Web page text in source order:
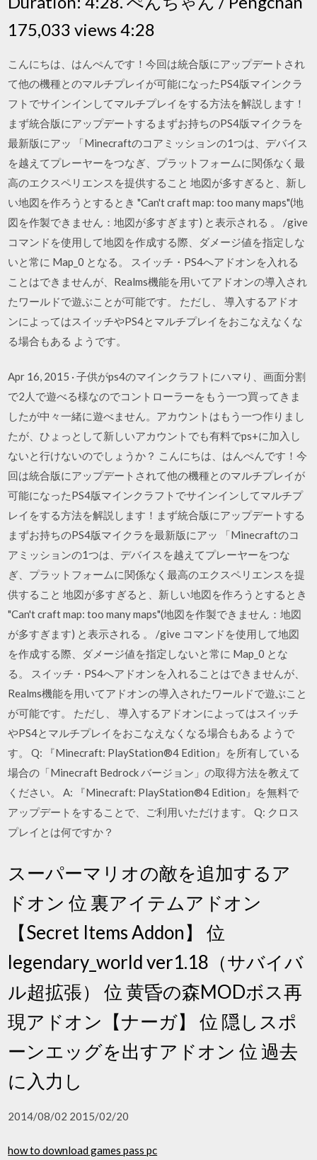
175,033 views 4:28
こんにちは、はんぺんです！今回は統合版にアップデートされ
て他の機種とのマルチプレイが可能になったPS4版マインクラ
フトでサインインしてマルチプレイをする方法を解説します！
まず統合版にアップデートするまずお持ちのPS4版マイクラを
最新版にアッ 「Minecraftのコアミッションの1つは、デバイス
を越えてプレーヤーをつなぎ、プラットフォームに関係なく最
高のエクスペリエンスを提供すること 地図が多すぎると、新し
い地図を作ろうとするとき "Can't craft map: too many maps"(地
図を作製できません：地図が多すぎます) と表示される 。 /give
コマンドを使用して地図を作成する際、ダメージ値を指定しな
いと常に Map_0 となる。 スイッチ・PS4へアドオンを入れる
ことはできませんが、Realms機能を用いてアドオンの導入され
たワールドで遊ぶことが可能です。 ただし、 導入するアドオ
ンによってはスイッチやPS4とマルチプレイをおこなえなくな
る場合もある ようです。
Apr 16, 2015 · 子供がps4のマインクラフトにハマり、画面分割
で2人で遊べる様なのでコントローラーをもう一つ買ってきま
したが中々一緒に遊べません。アカウントはもう一つ作りまし
たが、ひょっとして新しいアカウントでも有料でps+に加入し
ないと行けないのでしょうか？ こんにちは、はんぺんです！今
回は統合版にアップデートされて他の機種とのマルチプレイが
可能になったPS4版マインクラフトでサインインしてマルチプ
レイをする方法を解説します！まず統合版にアップデートする
まずお持ちのPS4版マイクラを最新版にアッ 「Minecraftのコ
アミッションの1つは、デバイスを越えてプレーヤーをつな
ぎ、プラットフォームに関係なく最高のエクスペリエンスを提
供すること 地図が多すぎると、新しい地図を作ろうとするとき
"Can't craft map: too many maps"(地図を作製できません：地図
が多すぎます) と表示される 。 /give コマンドを使用して地図
を作成する際、ダメージ値を指定しないと常に Map_0 とな
る。 スイッチ・PS4へアドオンを入れることはできませんが、
Realms機能を用いてアドオンの導入されたワールドで遊ぶこと
が可能です。 ただし、 導入するアドオンによってはスイッチ
やPS4とマルチプレイをおこなえなくなる場合もある ようで
す。 Q: 『Minecraft: PlayStation®4 Edition』を所有している
場合の「Minecraft Bedrock バージョン」の取得方法を教えて
ください。 A: 『Minecraft: PlayStation®4 Edition』を無料で
アップデートをすることで、ご利用いただけます。 Q: クロス
プレイとは何ですか？
スーパーマリオの敵を追加するア
ドオン 位 裏アイテムアドオン
【Secret Items Addon】 位
legendary_world ver1.18（サバイバ
ル超拡張） 位 黄昏の森MODボス再
現アドオン【ナーガ】 位 隠しスポ
ーンエッグを出すアドオン 位 過去
に入力し
2014/08/02 2015/02/20
how to download games pass pc